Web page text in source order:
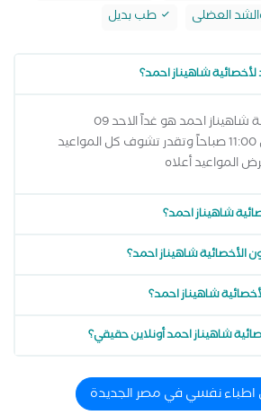
العضلى
طب بديل
شاهيناز احمد؟
أقرب ميعاد لأخصائية شاهيناز احمد هو غداً الاحد 09
اغسطس 2026 من 11:00 صباحاً وتقدر تشوف كل المواعيد
المواعيد أعلاه
شاهيناز احمد؟
الأخصائية شاهيناز احمد؟
شاهيناز احمد؟
شاهيناز احمد أونلاين حقيقي؟
اطباء نفسي في مصر الجديدة